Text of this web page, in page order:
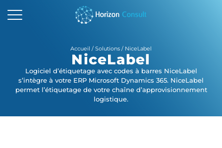
SERVICES
Accueil / Solutions / NiceLabel
NiceLabel
Logiciel d’étiquetage avec codes à barres NiceLabel
s’intègre à votre ERP Microsoft Dynamics 365. NiceLabel
permet l’étiquetage de votre chaîne d’approvisionnement
logistique.